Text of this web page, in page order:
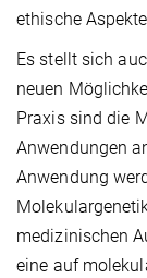
ethische
Es stellt sich
neuen
Praxis sind die
Anwendungen
Anwendung
medizinischen
eine auf